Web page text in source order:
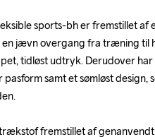
sports-bh er fremstillet
jævn overgang fra træning til
tidløst udtryk. Derudover
pasform samt et sømløst
fremstillet af
sports-bh er fremstillet
jævn overgang fra træning til
tidløst udtryk. Derudover
pasform samt et sømløst
fremstillet af